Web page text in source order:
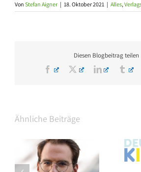
Von Stefan Aigner | 18. Oktober 2021 | Alles,
Diesen Blogbeitrag
Facebook
X LinkedIn
Ähnliche Beiträge